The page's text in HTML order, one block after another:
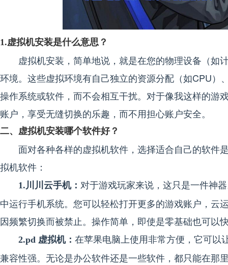
1.虚拟机安装是什么意思？
虚拟机安装，简单地说，就是在您的物理设备（如
环境。这些虚拟环境有自己独立的资源分配（如CPU
操作系统或软件，而不会相互干扰。对于像我这样的游
账户，享受无缝切换的乐趣，而不用担心账户安全。
二、虚拟机安装哪个软件好？
面对各种各样的虚拟机软件，选择适合自己的软件
拟机软件：
1.川川云手机： 对于游戏玩家来说，这只是一件神
中运行手机系统。您可以轻松打开更多的游戏账户，云
因频繁切换而被禁止。操作简单，即使是零基础也可以
2.pd 虚拟机： 在苹果电脑上使用非常方便，它可以
兼容性强。无论是办公软件还是一些软件，都只能在那